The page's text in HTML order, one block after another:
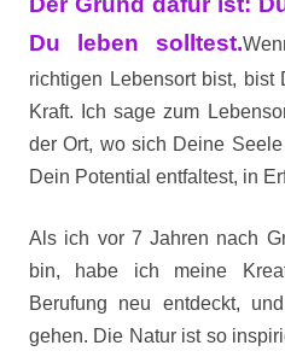
Du leben solltest.
richtigen Lebensort bist,
Kraft. Ich sage zum
der Ort, wo sich Deine
Dein Potential entfaltest, in
Als ich vor 7 Jahren nach
bin, habe ich meine
Berufung neu entdeckt,
gehen. Die Natur ist so